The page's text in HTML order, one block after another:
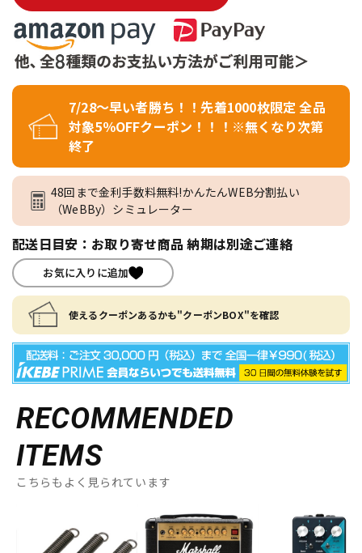
7/28～早い者勝ち！！先着1000枚限定 全品
対象5％OFFクーポン！！！※無くなり次第
終了
48回まで金利手数料無料!かんたんWEB分割払い
（WeBBy）シミュレーター
配送日目安：お取り寄せ商品 納期は別途ご連絡
お気に入りに追加
使えるクーポンあるかも"クーポンBOX"を確認
RECOMMENDED
ITEMS
こちらもよく見られています